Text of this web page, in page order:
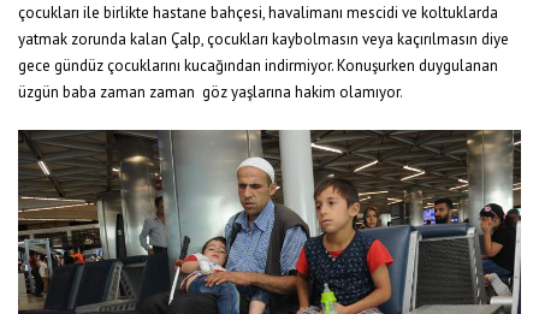
çocukları ile birlikte hastane bahçesi, havalimanı mescidi ve koltuklarda
yatmak zorunda kalan Çalp, çocukları kaybolmasın veya kaçırılmasın diye
gece gündüz çocuklarını kucağından indirmiyor. Konuşurken duygulanan
üzgün baba zaman zaman göz yaşlarına hakim olamıyor.